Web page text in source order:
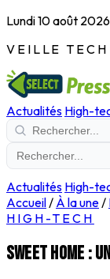
Lundi 10 août 2026
VEILLE
Actualités High-
Actualités High-
Accueil/ À la une/
HIGH-TECH
Sweet Home :